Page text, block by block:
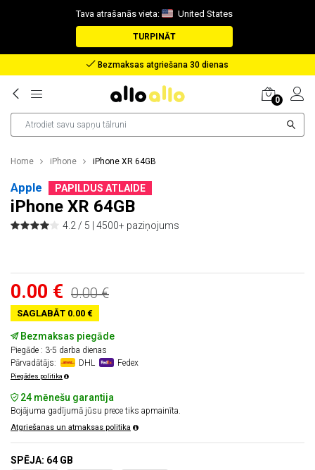
Tava atrašanās vieta: United States
TURPINĀT
Bezmaksas atgriešana 30 dienas
0
Home iPhone iPhone XR 64GB
Apple PAPILDUS ATLAIDE
iPhone XR 64GB
4.2 / 5 | 4500+ paziņojums
0.00 € 0.00 €
SAGLABĀT 0.00 €
Bezmaksas piegāde
Piegāde : 3-5 darba dienas
Pārvadātājs:
DHL Fedex
Piegādes politika
24 mēnešu garantija
Bojājuma gadījumā jūsu prece tiks apmainīta.
Atgriešanas un atmaksas politika
SPĒJA: 64 GB